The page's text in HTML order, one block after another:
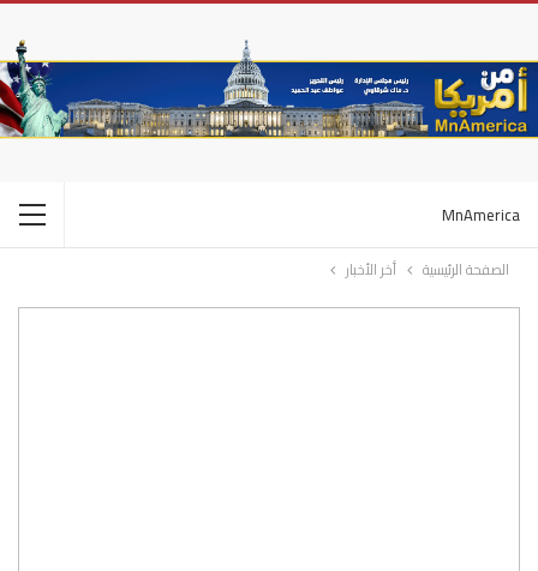
MnAmerica
الصفحة الرئيسية أخر الأخبار